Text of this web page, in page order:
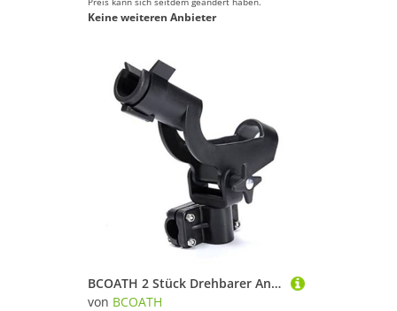
Keine weiteren Anbieter
BCOATH 2 Stück Drehbarer Angelrutenhalter Boot aus Edelstahl Verstellbar mit Spannknopf Stabile Halterung für Kajak und Yacht Angeln Zubehör
von BCOATH